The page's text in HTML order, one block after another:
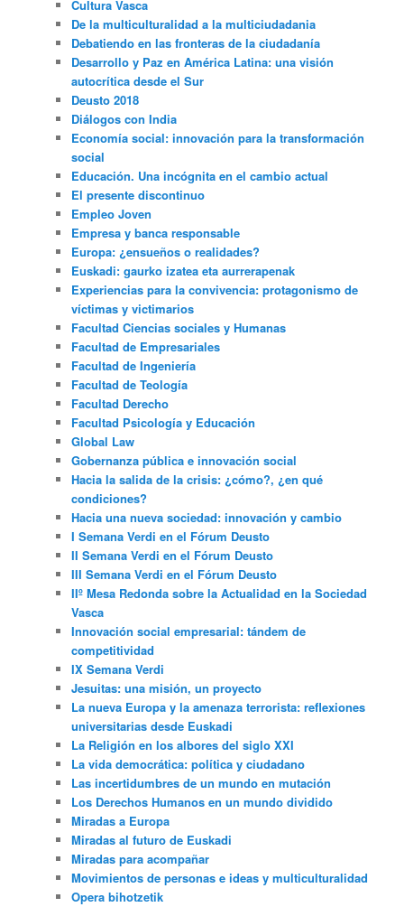
Cultura Vasca
De la multiculturalidad a la multiciudadania
Debatiendo en las fronteras de la ciudadanía
Desarrollo y Paz en América Latina: una visión
autocrítica desde el Sur
Deusto 2018
Diálogos con India
Economía social: innovación para la transformación
social
Educación. Una incógnita en el cambio actual
El presente discontinuo
Empleo Joven
Empresa y banca responsable
Europa: ¿ensueños o realidades?
Euskadi: gaurko izatea eta aurrerapenak
Experiencias para la convivencia: protagonismo de
víctimas y victimarios
Facultad Ciencias sociales y Humanas
Facultad de Empresariales
Facultad de Ingeniería
Facultad de Teología
Facultad Derecho
Facultad Psicología y Educación
Global Law
Gobernanza pública e innovación social
Hacia la salida de la crisis: ¿cómo?, ¿en qué
condiciones?
Hacia una nueva sociedad: innovación y cambio
I Semana Verdi en el Fórum Deusto
II Semana Verdi en el Fórum Deusto
III Semana Verdi en el Fórum Deusto
IIº Mesa Redonda sobre la Actualidad en la Sociedad
Vasca
Innovación social empresarial: tándem de
competitividad
IX Semana Verdi
Jesuitas: una misión, un proyecto
La nueva Europa y la amenaza terrorista: reflexiones
universitarias desde Euskadi
La Religión en los albores del siglo XXI
La vida democrática: política y ciudadano
Las incertidumbres de un mundo en mutación
Los Derechos Humanos en un mundo dividido
Miradas a Europa
Miradas al futuro de Euskadi
Miradas para acompañar
Movimientos de personas e ideas y multiculturalidad
Opera bihotzetik